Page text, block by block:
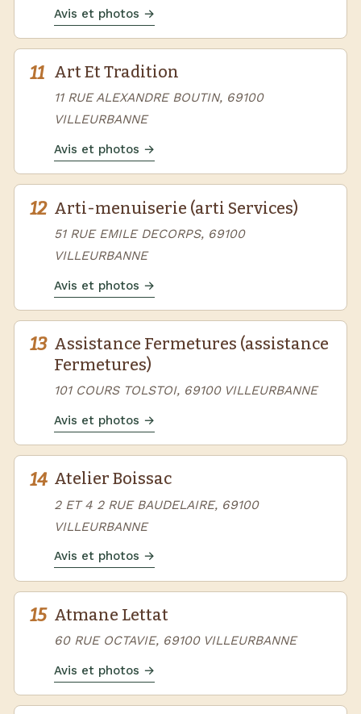
Avis et photos →
11 Art Et Tradition
11 RUE ALEXANDRE BOUTIN, 69100
VILLEURBANNE
Avis et photos →
12 Arti-menuiserie (arti Services)
51 RUE EMILE DECORPS, 69100
VILLEURBANNE
Avis et photos →
13 Assistance Fermetures (assistance
Fermetures)
101 COURS TOLSTOI, 69100 VILLEURBANNE
Avis et photos →
14 Atelier Boissac
2 ET 4 2 RUE BAUDELAIRE, 69100
VILLEURBANNE
Avis et photos →
15 Atmane Lettat
60 RUE OCTAVIE, 69100 VILLEURBANNE
Avis et photos →